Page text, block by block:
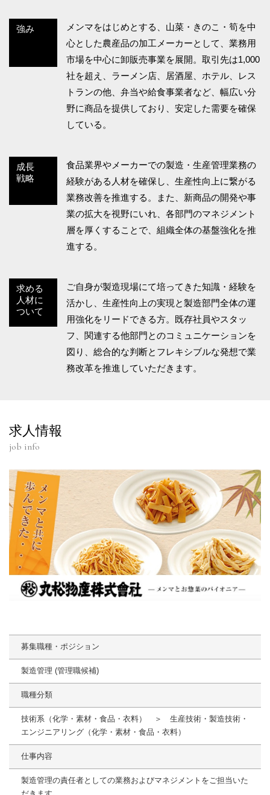
強み
メンマをはじめとする、山菜・きのこ・筍を中
心とした農産品の加工メーカーとして、業務用
市場を中心に卸販売事業を展開。取引先は1,000
社を超え、ラーメン店、居酒屋、ホテル、レス
トランの他、弁当や給食事業者など、幅広い分
野に商品を提供しており、安定した需要を確保
している。
成長
戦略
食品業界やメーカーでの製造・生産管理業務の
経験がある人材を確保し、生産性向上に繋がる
業務改善を推進する。また、新商品の開発や事
業の拡大を視野にいれ、各部門のマネジメント
層を厚くすることで、組織全体の基盤強化を推
進する。
求める
人材に
ついて
ご自身が製造現場にて培ってきた知識・経験を
活かし、生産性向上の実現と製造部門全体の運
用強化をリードできる方。既存社員やスタッ
フ、関連する他部門とのコミュニケーションを
図り、総合的な判断とフレキシブルな発想で業
務改革を推進していただきます。
求人情報
job info
募集職種・ポジション
製造管理 (管理職候補)
職種分類
技術系（化学・素材・食品・衣料） ＞ 生産技術・製造技術・
エンジニアリング（化学・素材・食品・衣料）
仕事内容
製造管理の責任者としての業務およびマネジメントをご担当いた